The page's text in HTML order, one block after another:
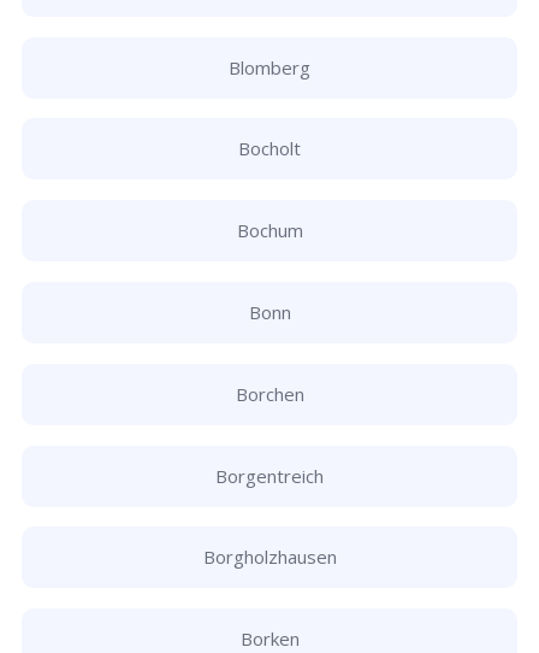
Blomberg
Bocholt
Bochum
Bonn
Borchen
Borgentreich
Borgholzhausen
Borken